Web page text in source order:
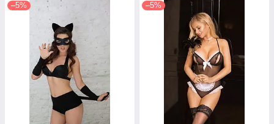
–5% –5%